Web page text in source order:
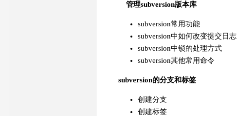
管理subversion版本库
subversion常用功能
subversion中如何改变提交日志
subversion中锁的处理方式
subversion其他常用命令
subversion的分支和标签
创建分支
创建标签